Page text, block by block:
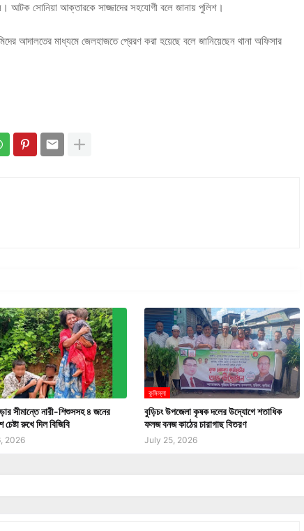
আটক সোনিয়া আক্তারকে সাজ্জাদের সহযোগী বলে জানায় পুলিশ।
আদালতের মাধ্যমে জেলহাজতে প্রেরণ করা হয়েছে বলে জানিয়েছেন থানা অফিসার
সীমান্তে নারী-শিশুসসহ ৪ জনের
রুখে দিল বিজিবি
2026
কুমিল্লা
বুড়িচং উপজেলা কৃষক দলের উদ্যোগে শতাধিক
ফলজ বনজ কাঠের চারাগাছ বিতরণ
July 25, 2026